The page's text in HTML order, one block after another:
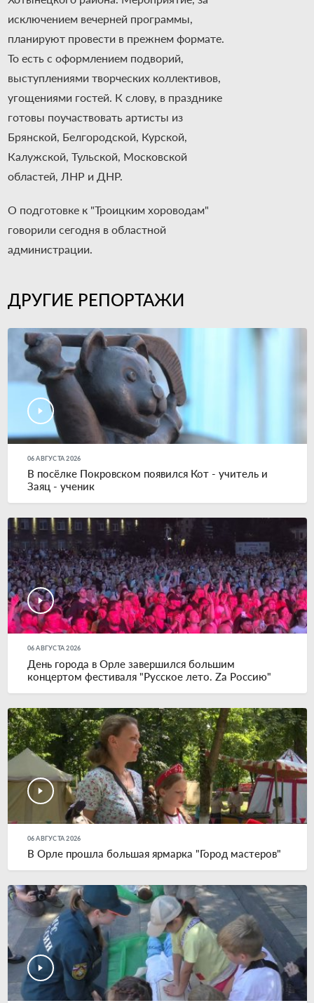
исключением вечерней программы,
планируют провести в прежнем формате.
То есть с оформлением подворий,
выступлениями творческих коллективов,
угощениями гостей. К слову, в празднике
готовы поучаствовать артисты из
Брянской, Белгородской, Курской,
Калужской, Тульской, Московской
областей, ЛНР и ДНР.
О подготовке к "Троицким хороводам"
говорили сегодня в областной
администрации.
ДРУГИЕ РЕПОРТАЖИ
06 АВГУСТА 2026
В посёлке Покровском появился Кот - учитель и
Заяц - ученик
06 АВГУСТА 2026
День города в Орле завершился большим
концертом фестиваля "Русское лето. Zа Россию"
06 АВГУСТА 2026
В Орле прошла большая ярмарка "Город мастеров"